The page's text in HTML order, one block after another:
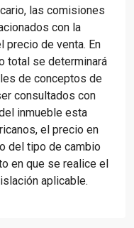
las comisiones
con la
precio de venta. En
total se determinará
de conceptos de
consultados con
inmueble esta
el precio en
del tipo de cambio
en que se realice el
aplicable.